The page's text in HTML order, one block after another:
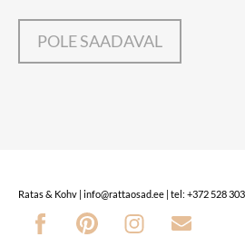
POLE SAADAVAL
Ratas & Kohv | info@rattaosad.ee | tel: +372 528